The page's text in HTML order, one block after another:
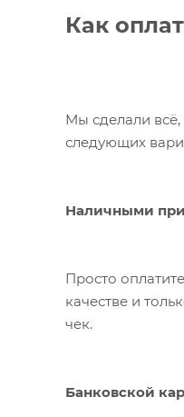
Как
Мы сделали
следующих
Наличными
Просто
качестве и
чек.
Банковской